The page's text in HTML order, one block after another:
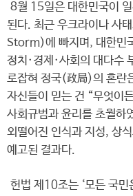
8월 15일은 대한민국이
된다. 최근 우크라이나 사
Storm)에 빠지며, 대한민
정치·경제·사회의 대다수
로잡혀 정국(政局)의 혼란
자신들이 믿는 건 “무엇이
사회규범과 윤리를 초월
외떨어진 인식과 지성, 상
예고된 결과다.
헌법 제10조는 ‘모든 국